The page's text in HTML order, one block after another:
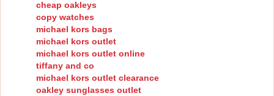
cheap oakleys
copy watches
michael kors bags
michael kors outlet
michael kors outlet online
tiffany and co
michael kors outlet clearance
oakley sunglasses outlet